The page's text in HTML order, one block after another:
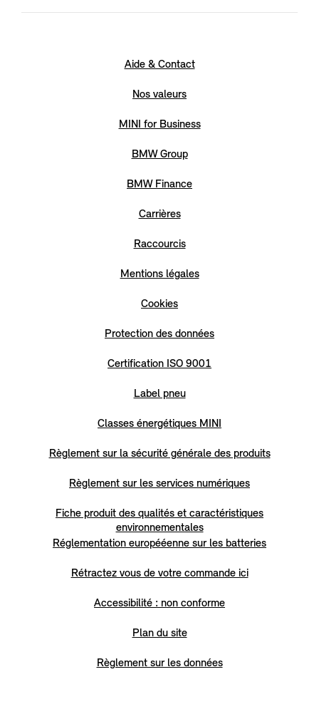
Aide & Contact
Nos valeurs
MINI for Business
BMW Group
BMW Finance
Carrières
Raccourcis
Mentions légales
Cookies
Protection des données
Certification ISO 9001
Label pneu
Classes énergétiques MINI
Règlement sur la sécurité générale des produits
Règlement sur les services numériques
Fiche produit des qualités et caractéristiques
environnementales
Réglementation europééenne sur les batteries
Rétractez vous de votre commande ici
Accessibilité : non conforme
Plan du site
Règlement sur les données